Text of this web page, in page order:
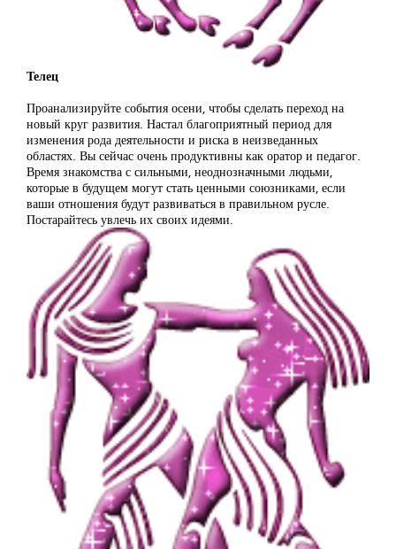
Телец
Проанализируйте события осени, чтобы сделать переход на
новый круг развития. Настал благоприятный период для
изменения рода деятельности и риска в неизведанных
областях. Вы сейчас очень продуктивны как оратор и педагог.
Время знакомства с сильными, неоднозначными людьми,
которые в будущем могут стать ценными союзниками, если
ваши отношения будут развиваться в правильном русле.
Постарайтесь увлечь их своих идеями.